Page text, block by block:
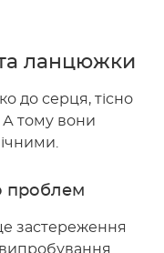
ланцюжки
до серця, тісно
А тому вони
проблем
застереження